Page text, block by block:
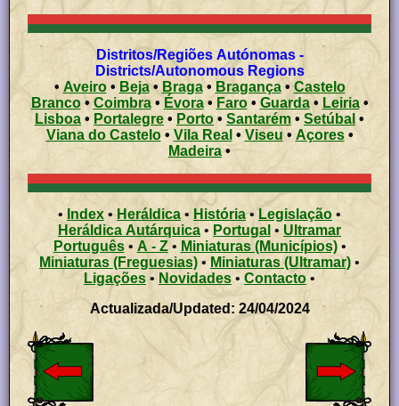
Distritos/Regiões Autónomas -
Districts/Autonomous Regions
• Aveiro• Beja• Braga• Bragança• Castelo
Branco•Coimbra• Évora• Faro• Guarda• Leiria•
Lisboa • Portalegre • Porto• Santarém • Setúbal •
Viana do Castelo• Vila Real • Viseu• Açores •
Madeira •
• Index •Heráldica • História •Legislação •
Heráldica Autárquica • Portugal • Ultramar
Português• A - Z• Miniaturas (Municípios)•
Miniaturas (Freguesias) • Miniaturas (Ultramar) •
Ligações • Novidades • Contacto •
Actualizada/Updated: 24/04/2024